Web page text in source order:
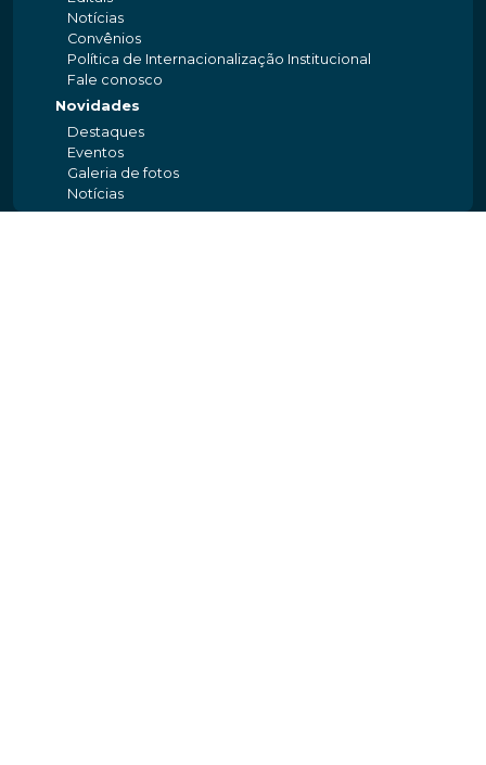
Notícias
Convênios
Política de Internacionalização Institucional
Fale conosco
Novidades
Destaques
Eventos
Galeria de fotos
Notícias